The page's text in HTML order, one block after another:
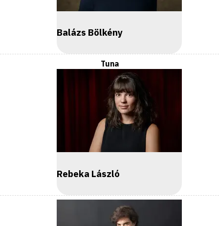
Balázs Bölkény
Tuna
Rebeka László